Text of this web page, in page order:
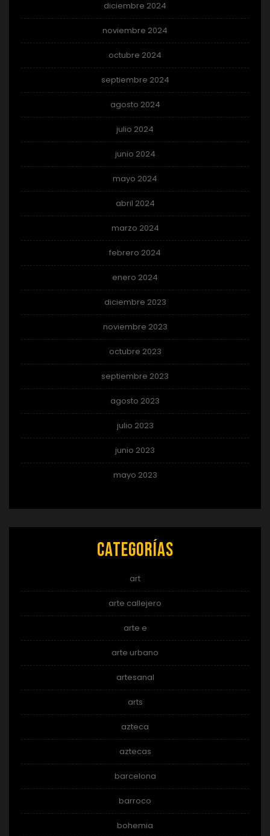
diciembre 2024
noviembre 2024
octubre 2024
septiembre 2024
agosto 2024
julio 2024
junio 2024
mayo 2024
abril 2024
marzo 2024
febrero 2024
enero 2024
diciembre 2023
noviembre 2023
octubre 2023
septiembre 2023
agosto 2023
julio 2023
junio 2023
mayo 2023
Categorías
art
arte callejero
arte e
arte urbano
artesanal
arts
azteca
aztecas
barcelona
barroco
bohemia